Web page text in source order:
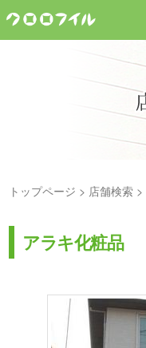
トップページ 店舗検索
アラキ化粧品